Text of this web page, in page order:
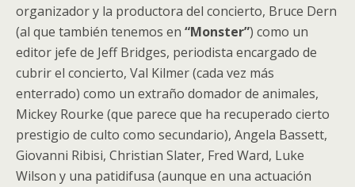
organizador y la productora del concierto, Bruce Dern
(al que también tenemos en “Monster”) como un
editor jefe de Jeff Bridges, periodista encargado de
cubrir el concierto, Val Kilmer (cada vez más
enterrado) como un extraño domador de animales,
Mickey Rourke (que parece que ha recuperado cierto
prestigio de culto como secundario), Angela Bassett,
Giovanni Ribisi, Christian Slater, Fred Ward, Luke
Wilson y una patidifusa (aunque en una actuación